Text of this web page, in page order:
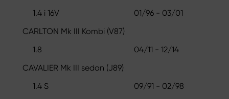
1.4 i 16V
01/96 - 03/01
CARLTON Mk III Kombi (V87)
1.8
04/11 - 12/14
CAVALIER Mk III sedan (J89)
1.4 S
09/91 - 02/98